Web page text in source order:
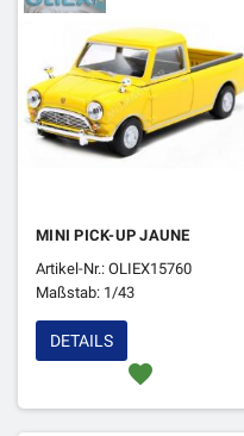
MINI PICK-UP JAUNE
Artikel-Nr.: OLIEX15760
Maßstab: 1/43
favorite
DETAILS